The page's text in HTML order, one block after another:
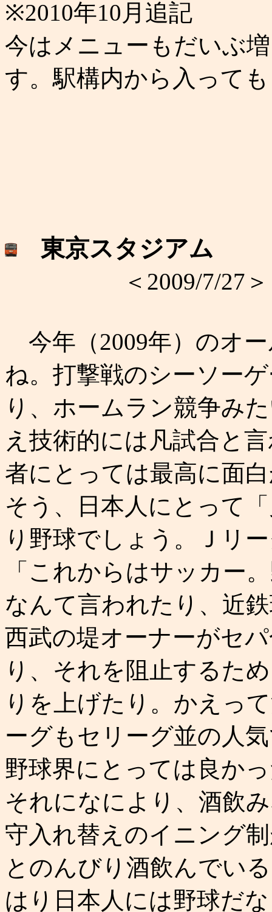
※2010年10月追記
今はメニューもだいぶ
す。駅構内から入って
東京スタジアム
＜2009/7/27＞
今年（2009年）のオ
ね。打撃戦のシーソー
り、ホームラン競争み
え技術的には凡試合と
者にとっては最高に面
そう、日本人にとって
り野球でしょう。Ｊリ
「これからはサッカー
なんて言われたり、近
西武の堤オーナーがセ
り、それを阻止するた
りを上げたり。かえっ
ーグもセリーグ並の人
野球界にとっては良か
それになにより、酒飲
守入れ替えのイニング
とのんびり酒飲んでい
はり日本人には野球だ